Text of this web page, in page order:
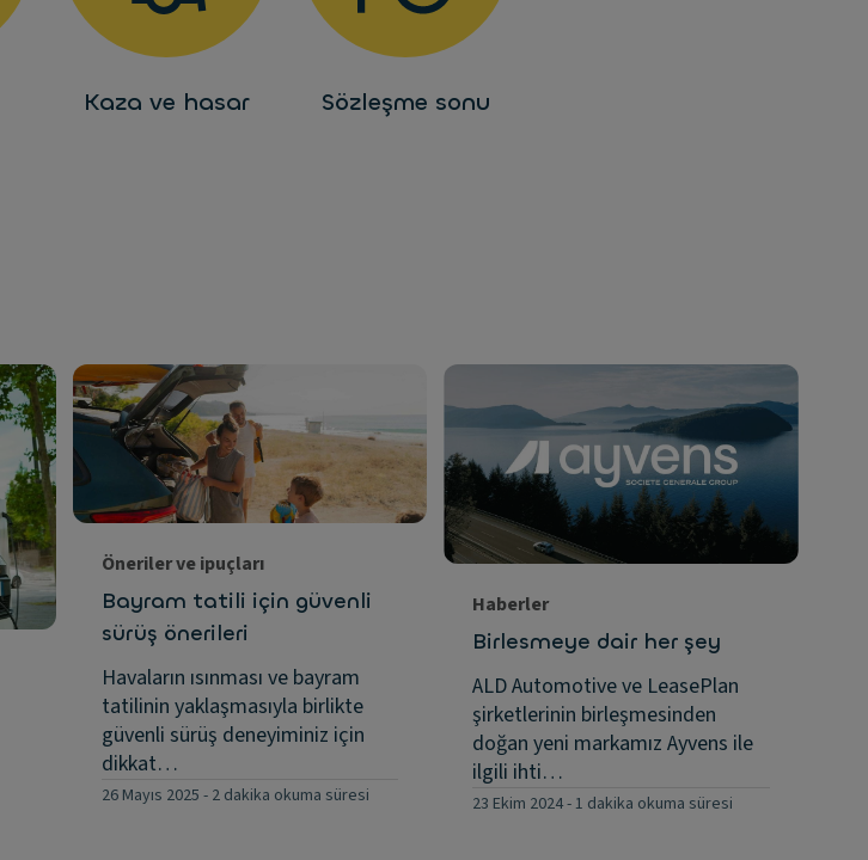
Kaza ve hasar Sözleşme sonu
Öneriler ve ipuçları
Bayram tatili için güvenli
sürüş önerileri
Havaların ısınması ve bayram
tatilinin yaklaşmasıyla birlikte
güvenli sürüş deneyiminiz için
dikkat…
26 Mayıs 2025 - 2 dakika okuma süresi
Haberler
Birlesmeye dair her şey
ALD Automotive ve LeasePlan
şirketlerinin birleşmesinden
doğan yeni markamız Ayvens ile
ilgili ihti…
23 Ekim 2024- 1 dakika okuma süresi